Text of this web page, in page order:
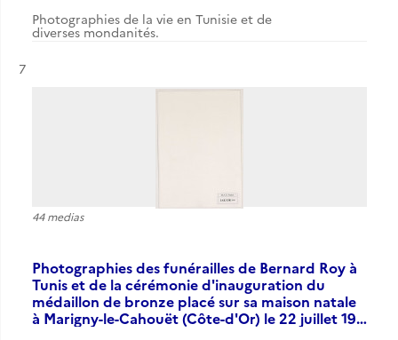
Photographies de la vie en Tunisie et de
diverses mondanités.
Résultat n°
7
44 medias
Photographies des funérailles de Bernard Roy à
Tunis et de la cérémonie d'inauguration du
médaillon de bronze placé sur sa maison natale
à Marigny-le-Cahouët (Côte-d'Or) le 22 juillet 19…